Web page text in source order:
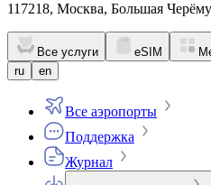
117218, Москва, Большая
Все услуги eSIM
ru
en
Все аэропорты
Поддержка
Журнал